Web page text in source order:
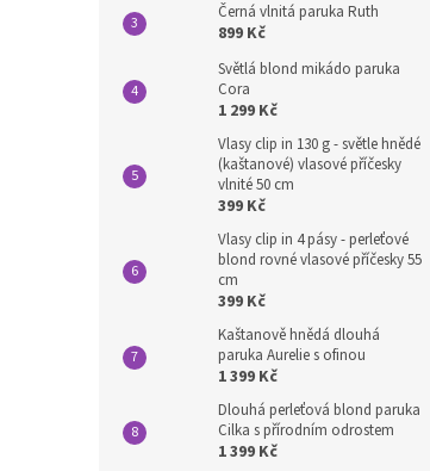
Černá vlnitá paruka Ruth
899 Kč
Světlá blond mikádo paruka
Cora
1 299 Kč
Vlasy clip in 130 g - světle hnědé
(kaštanové) vlasové příčesky
vlnité 50 cm
399 Kč
Vlasy clip in 4 pásy - perleťové
blond rovné vlasové příčesky 55
cm
399 Kč
Kaštanově hnědá dlouhá
paruka Aurelie s ofinou
1 399 Kč
Dlouhá perleťová blond paruka
Cilka s přírodním odrostem
1 399 Kč